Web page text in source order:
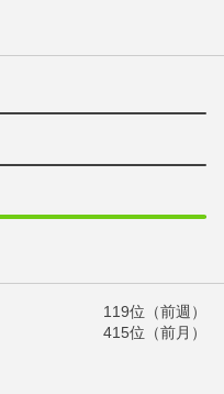
119位（前週）
415位（前月）